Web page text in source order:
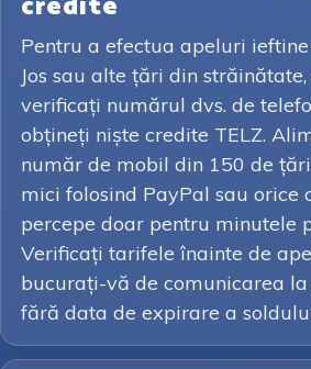
Pentru a efectua apeluri
Jos sau alte țări din
verificați numărul dvs. de
obțineți niște credite TELZ.
număr de mobil din 150 de
mici folosind PayPal sau orice
percepe doar pentru minutele
Verificați tarifele înainte de
bucurați-vă de comunicarea
fără data de expirare a